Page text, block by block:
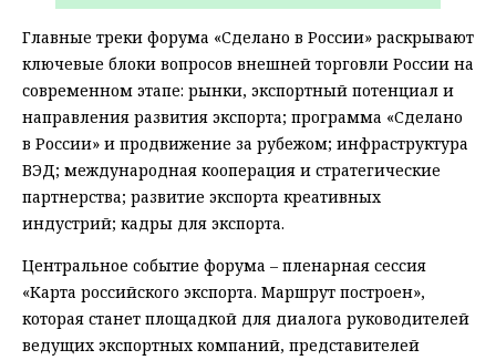
Главные треки форума «Сделано в России» раскрывают
ключевые блоки вопросов внешней торговли России на
современном этапе: рынки, экспортный потенциал и
направления развития экспорта; программа «Сделано
в России» и продвижение за рубежом; инфраструктура
ВЭД; международная кооперация и стратегические
партнерства; развитие экспорта креативных
индустрий; кадры для экспорта.
Центральное событие форума – пленарная сессия
«Карта российского экспорта. Маршрут построен»,
которая станет площадкой для диалога руководителей
ведущих экспортных компаний, представителей